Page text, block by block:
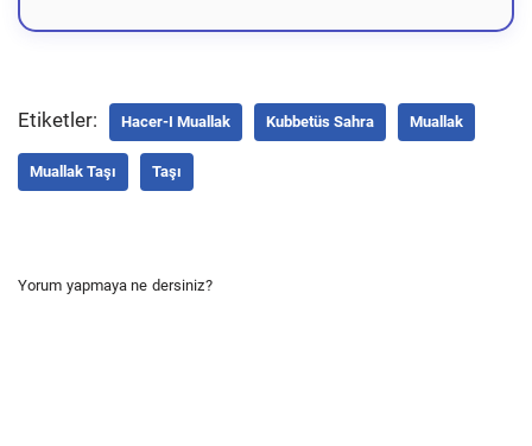
Etiketler: Hacer-I Muallak Kubbetüs Sahra Muallak
Muallak Taşı Taşı
Yorum yapmaya ne dersiniz?